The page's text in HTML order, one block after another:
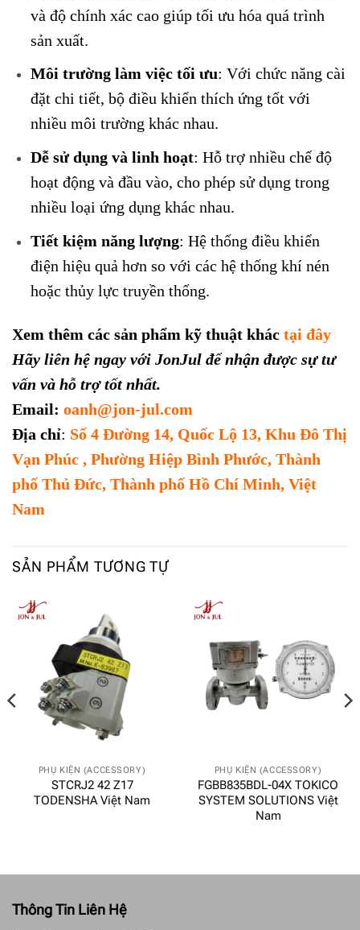
và độ chính xác cao giúp tối ưu hóa quá trình
sản xuất.
Môi trường làm việc tối ưu: Với chức năng cài
đặt chi tiết, bộ điều khiển thích ứng tốt với
nhiều môi trường khác nhau.
Dễ sử dụng và linh hoạt: Hỗ trợ nhiều chế độ
hoạt động và đầu vào, cho phép sử dụng trong
nhiều loại ứng dụng khác nhau.
Tiết kiệm năng lượng: Hệ thống điều khiển
điện hiệu quả hơn so với các hệ thống khí nén
hoặc thủy lực truyền thống.
Xem thêm các sản phẩm kỹ thuật khác tại đây
Hãy liên hệ ngay với JonJul để nhận được sự tư
vấn và hỗ trợ tốt nhất.
Email: oanh@jon-jul.com
Địa chỉ: Số 4 Đường 14, Quốc Lộ 13, Khu Đô Thị
Vạn Phúc , Phường Hiệp Bình Phước, Thành
phố Thủ Đức, Thành phố Hồ Chí Minh, Việt
Nam
SẢN PHẨM TƯƠNG TỰ
PHỤ KIỆN (ACCESSORY)
STCRJ2 42 Z17
TODENSHA Việt Nam
PHỤ KIỆN (ACCESSORY)
FGBB835BDL-04X TOKICO
SYSTEM SOLUTIONS Việt
Nam
Thông Tin Liên Hệ